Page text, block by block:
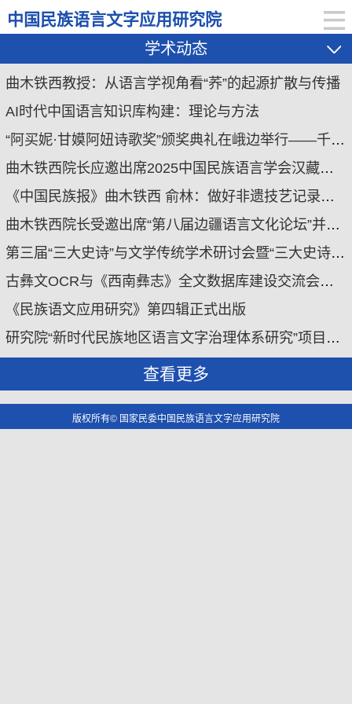
中国民族语言文字应用研究院
学术动态
曲木铁西教授：从语言学视角看“荞”的起源扩散与传播
AI时代中国语言知识库构建：理论与方法
“阿买妮·甘嫫阿妞诗歌奖”颁奖典礼在峨边举行——千余诗作共筑多元文化桥梁 诗歌之光映照民族交融新篇章
曲木铁西院长应邀出席2025中国民族语言学会汉藏语专委会并作主旨发言
《中国民族报》曲木铁西 俞林：做好非遗技艺记录工作，为系统性保护传承夯实基础
曲木铁西院长受邀出席“第八届边疆语言文化论坛”并作主旨发言
第三届“三大史诗”与文学传统学术研讨会暨“三大史诗”传承艺人培训学术会议在昭苏顺利召开
古彝文OCR与《西南彝志》全文数据库建设交流会成功召开
《民族语文应用研究》第四辑正式出版
研究院“新时代民族地区语言文字治理体系研究”项目组赴民族地区开展深度调研
查看更多
版权所有© 国家民委中国民族语言文字应用研究院